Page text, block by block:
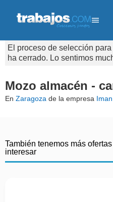
El proceso de selección
ha cerrado. Lo sentimos
Mozo almacén -
En Zaragoza de la empresa
También tenemos más
interesar